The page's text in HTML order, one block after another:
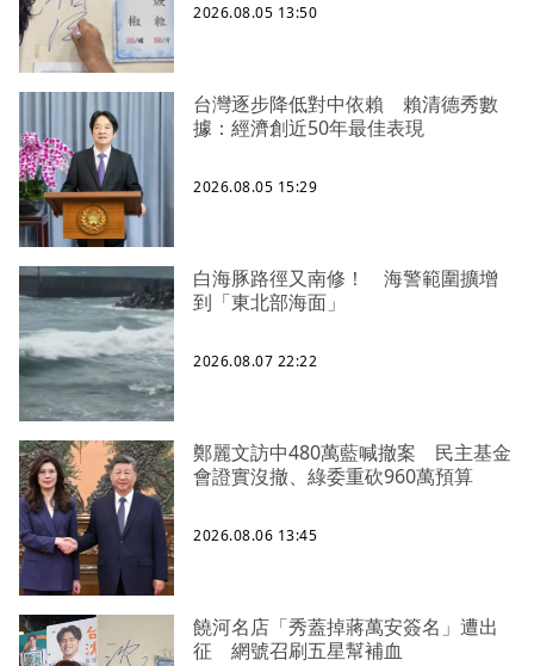
2026.08.05 13:50
台灣逐步降低對中依賴 賴清德秀數
據：經濟創近50年最佳表現
2026.08.05 15:29
白海豚路徑又南修！ 海警範圍擴增
到「東北部海面」
2026.08.07 22:22
鄭麗文訪中480萬藍喊撤案 民主基金
會證實沒撤、綠委重砍960萬預算
2026.08.06 13:45
饒河名店「秀蓋掉蔣萬安簽名」遭出
征 網號召刷五星幫補血